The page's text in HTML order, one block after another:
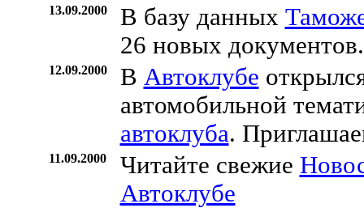
13.09.2000 В базу данных
26 новых документов.
12.09.2000 В Автоклубе
автомобильной
автоклуба.
11.09.2000 Читайте свежие
Автоклубе